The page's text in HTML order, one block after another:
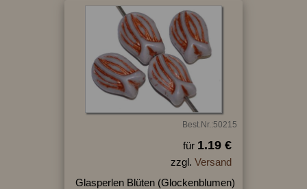
Best.Nr.:50215
für 1.19 €
zzgl. Versand
Glasperlen Blüten (Glockenblumen)